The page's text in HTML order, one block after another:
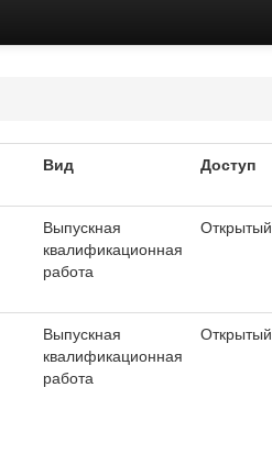
Вид Доступ
Выпускная
квалификационная
работа
Открытый
Выпускная
квалификационная
работа
Открытый